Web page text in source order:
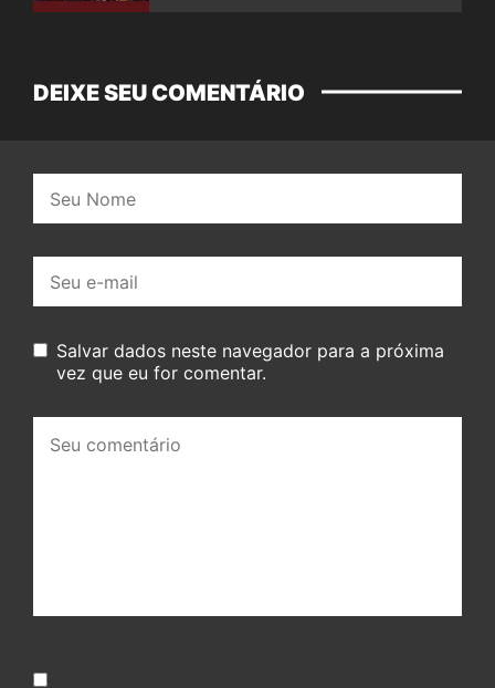
DEIXE SEU COMENTÁRIO
mail:
Salvar dados neste navegador para a próxima
vez que eu for comentar.
comentário: